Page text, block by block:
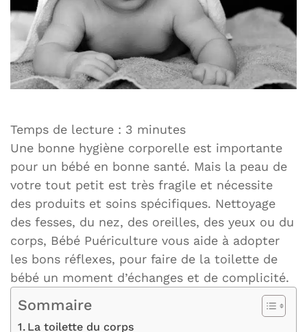
Temps de lecture : 3 minutes
Une bonne hygiène corporelle est importante
pour un bébé en bonne santé. Mais la peau de
votre tout petit est très fragile et nécessite
des produits et soins spécifiques. Nettoyage
des fesses, du nez, des oreilles, des yeux ou du
corps, Bébé Puériculture vous aide à adopter
les bons réflexes, pour faire de la toilette de
bébé un moment d’échanges et de complicité.
Sommaire
La toilette du corps